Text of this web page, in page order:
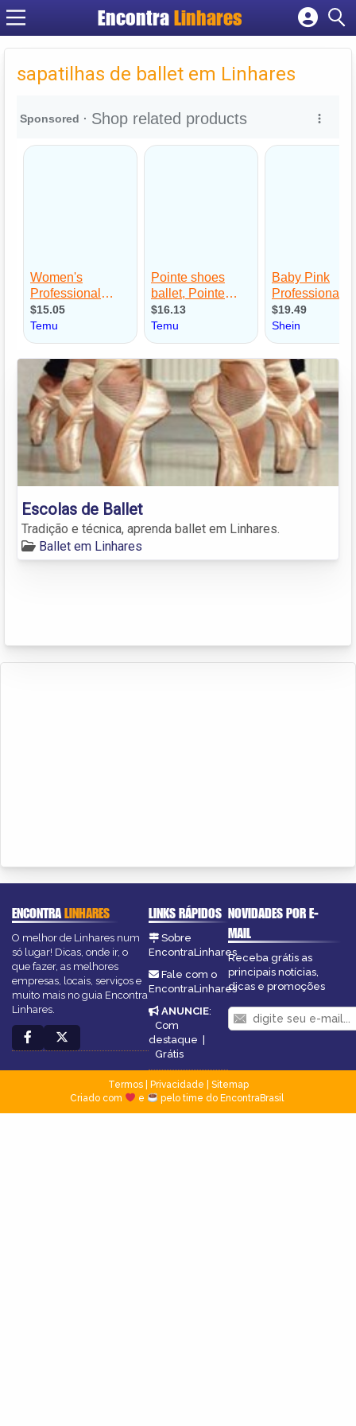
EncontraLinhares
Cadastrar empresa
Criar conta
sapatilhas de ballet em Linhares
Escolas de Ballet
Tradição e técnica, aprenda ballet em Linhares.
Ballet em Linhares
ENCONTRALINHARES
O melhor de Linhares num
só lugar! Dicas, onde ir, o
que fazer, as melhores
empresas, locais, serviços e
muito mais no guia Encontra
Linhares.
LINKS RÁPIDOS
Sobre
EncontraLinhares
Fale com o
EncontraLinhares
ANUNCIE:
Com
destaque |
Grátis
NOVIDADES POR E-
MAIL
Receba grátis as
principais notícias,
dicas e promoções
Termos| Privacidade
Sitemap
Criado com
e pelo time do EncontraBrasil